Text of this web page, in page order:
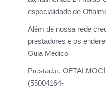
especialidade de
Além de nossa rede
prestadores e os
Guia Médico
Prestador:
(55004164-